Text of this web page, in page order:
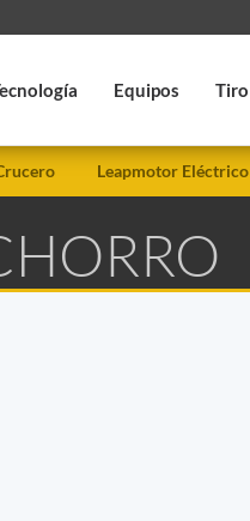
Equipos Tiro
Leapmotor Eléctrico